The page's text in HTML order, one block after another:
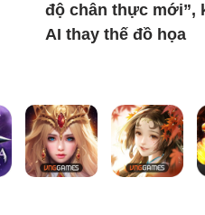
độ chân thực mới”,
AI thay thế đồ họa